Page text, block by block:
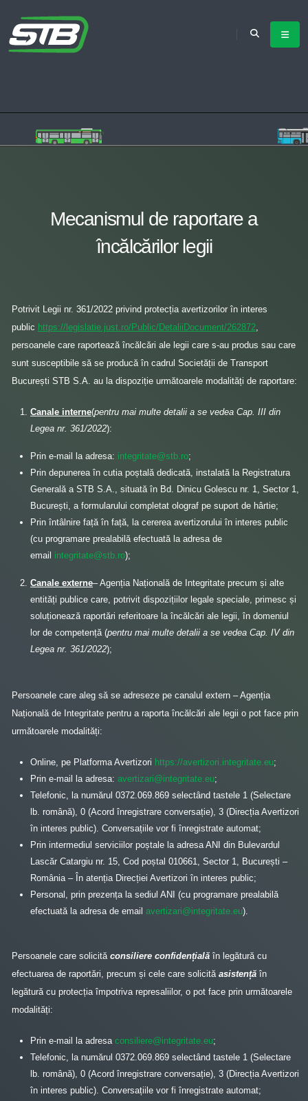
Mecanismul de raportare a
încălcărilor legii
Potrivit Legii nr. 361/2022 privind protecția avertizorilor în interes
public https://legislatie.just.ro/Public/DetaliiDocument/262872,
persoanele care raportează încălcări ale legii care s-au produs sau care
sunt susceptibile să se producă în cadrul Societății de Transport
București STB S.A. au la dispoziție următoarele modalități de raportare:
Canale interne(pentru mai multe detalii a se vedea Cap. III din
Legea nr. 361/2022):
Prin e-mail la adresa: integritate@stb.ro;
Prin depunerea în cutia poștală dedicată, instalată la Registratura
Generală a STB S.A., situată în Bd. Dinicu Golescu nr. 1, Sector 1,
București, a formularului completat olograf pe suport de hârtie;
Prin întâlnire față în față, la cererea avertizorului în interes public
(cu programare prealabilă efectuată la adresa de
email integritate@stb.ro);
Canale externe– Agenția Națională de Integritate precum și alte
entități publice care, potrivit dispozițiilor legale speciale, primesc și
soluționează raportări referitoare la încălcări ale legii, în domeniul
lor de competență (pentru mai multe detalii a se vedea Cap. IV din
Legea nr. 361/2022);
Persoanele care aleg să se adreseze pe canalul extern – Agenția
Națională de Integritate pentru a raporta încălcări ale legii o pot face prin
următoarele modalități:
Online, pe Platforma Avertizori https://avertizori.integritate.eu;
Prin e-mail la adresa: avertizari@integritate.eu;
Telefonic, la numărul 0372.069.869 selectând tastele 1 (Selectare
lb. română), 0 (Acord înregistrare conversație), 3 (Direcția Avertizori
în interes public). Conversațiile vor fi înregistrate automat;
Prin intermediul serviciilor poștale la adresa ANI din Bulevardul
Lascăr Catargiu nr. 15, Cod poștal 010661, Sector 1, București –
România – În atenția Direcției Avertizori în interes public;
Personal, prin prezența la sediul ANI (cu programare prealabilă
efectuată la adresa de email avertizari@integritate.eu).
Persoanele care solicită consiliere confidențială în legătură cu
efectuarea de raportări, precum și cele care solicită asistență în
legătură cu protecția împotriva represaliilor, o pot face prin următoarele
modalități:
Prin e-mail la adresa consiliere@integritate.eu;
Telefonic, la numărul 0372.069.869 selectând tastele 1 (Selectare
lb. română), 0 (Acord înregistrare conversație), 3 (Direcția Avertizori
în interes public). Conversațiile vor fi înregistrate automat;